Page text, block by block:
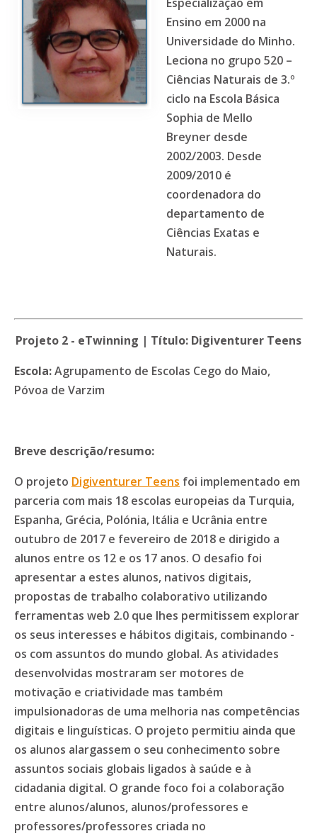
Ensino em 2000 na
Universidade do Minho.
Leciona no grupo 520 –
Ciências Naturais de 3.º
ciclo na Escola Básica
Sophia de Mello
Breyner desde
2002/2003. Desde
2009/2010 é
coordenadora do
departamento de
Ciências Exatas e
Naturais.
Projeto 2 - eTwinning | Título: Digiventurer Teens
Escola:Agrupamento de Escolas Cego do Maio,
Póvoa de Varzim
Breve descrição/resumo:
O projeto Digiventurer Teens foi implementado em
parceria com mais 18 escolas europeias da Turquia,
Espanha, Grécia, Polónia, Itália e Ucrânia entre
outubro de 2017 e fevereiro de 2018 e dirigido a
alunos entre os 12 e os 17 anos. O desafio foi
apresentar a estes alunos, nativos digitais,
propostas de trabalho colaborativo utilizando
ferramentas web 2.0 que lhes permitissem explorar
os seus interesses e hábitos digitais, combinando -
os com assuntos do mundo global. As atividades
desenvolvidas mostraram ser motores de
motivação e criatividade mas também
impulsionadoras de uma melhoria nas competências
digitais e linguísticas. O projeto permitiu ainda que
os alunos alargassem o seu conhecimento sobre
assuntos sociais globais ligados à saúde e à
cidadania digital. O grande foco foi a colaboração
entre alunos/alunos, alunos/professores e
professores/professores criada no